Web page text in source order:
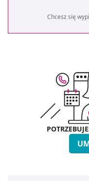
Chcesz się